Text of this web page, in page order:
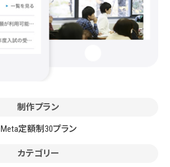
制作プラン
Meta定額制30プラン
カテゴリー